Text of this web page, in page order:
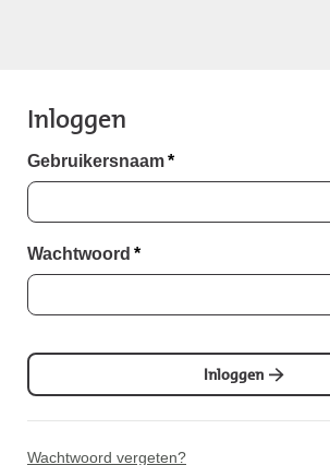
Inloggen
Gebruikersnaam*
Wachtwoord *
Inloggen
Wachtwoord vergeten?